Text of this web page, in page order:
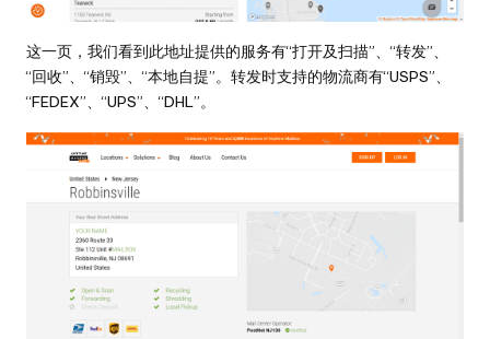
这一页，我们看到此地址提供的服务有“打开及扫描”、“转发”、
“回收”、“销毁”、“本地自提”。转发时支持的物流商有“USPS”、
“FEDEX”、“UPS”、“DHL”。